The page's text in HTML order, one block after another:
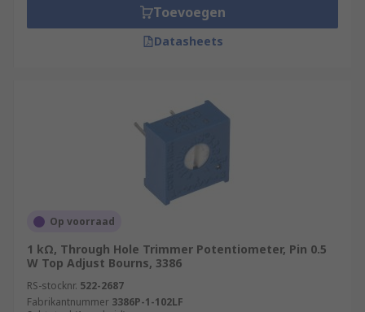
Toevoegen
Datasheets
Op voorraad
1 kΩ, Through Hole Trimmer Potentiometer, Pin 0.5
W Top Adjust Bourns, 3386
RS-stocknr. 522-2687
Fabrikantnummer 3386P-1-102LF